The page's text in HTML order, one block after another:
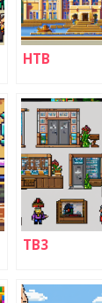
НТВ
ТВ3